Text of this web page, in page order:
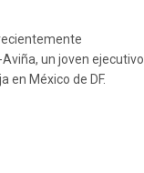
un joven ejecutivo
en México de DF.